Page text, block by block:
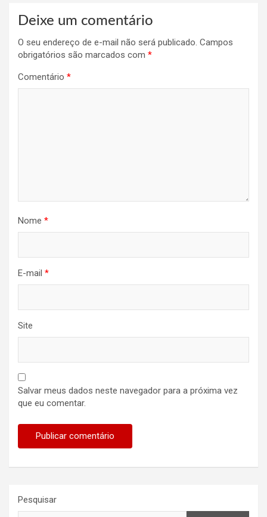
Deixe um comentário
O seu endereço de e-mail não será publicado. Campos
obrigatórios são marcados com *
Comentário *
Nome *
E-mail *
Site
Salvar meus dados neste navegador para a próxima vez
que eu comentar.
Pesquisar